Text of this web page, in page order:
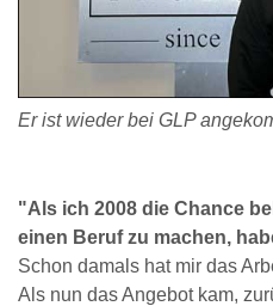
Er ist wieder bei GLP
"Als ich 2008 die Chance
einen Beruf zu machen,
Schon damals hat mir das
Als nun das Angebot kam,